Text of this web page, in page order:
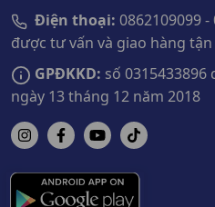
Điện thoại: 0862109099
được tư vấn và giao hàng
GPĐKKD: số 0315433896
ngày 13 tháng 12 năm 2018